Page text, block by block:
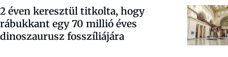
2 éven keresztül titkolta, hogy
rábukkant egy 70 millió éves
dinoszaurusz fosszíliájára